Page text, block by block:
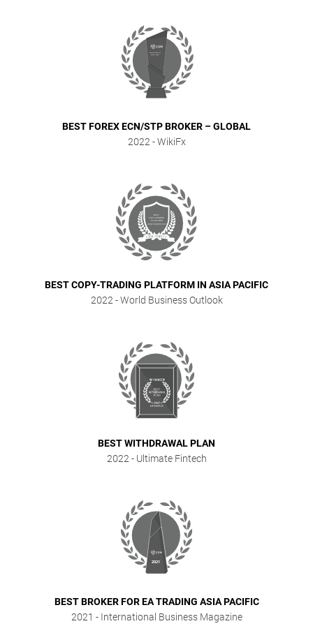
BEST FOREX ECN/STP BROKER – GLOBAL
2022 - WikiFx
BEST COPY-TRADING PLATFORM IN ASIA PACIFIC
2022 - World Business Outlook
BEST WITHDRAWAL PLAN
2022 - Ultimate Fintech
BEST BROKER FOR EA TRADING ASIA PACIFIC
2021 - International Business Magazine